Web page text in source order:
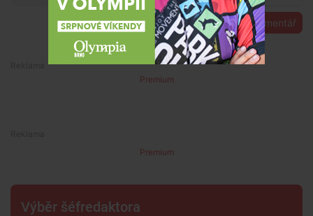
Přidat komentář
Premium
Premium
Výběr šéfredaktora